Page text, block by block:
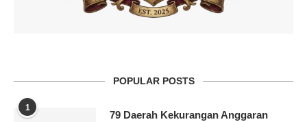
POPULAR POSTS
1
79 Daerah Kekurangan Anggaran